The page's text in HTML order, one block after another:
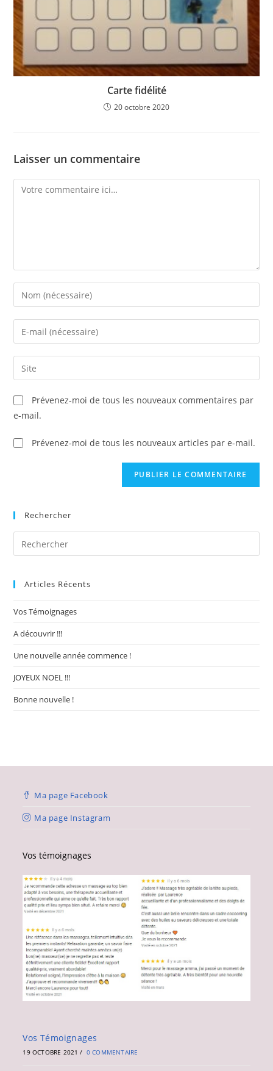
Carte fidélité
20 octobre 2020
Laisser un commentaire
Prévenez-moi de tous les nouveaux commentaires par
e-mail.
Prévenez-moi de tous les nouveaux articles par e-mail.
Rechercher
Articles Récents
Vos Témoignages
A découvrir !!!
Une nouvelle année commence !
JOYEUX NOEL !!!
Bonne nouvelle !
Ma page Facebook
Ma page Instagram
Vos témoignages
Vos Témoignages
19 OCTOBRE 2021 / 0 COMMENTAIRE